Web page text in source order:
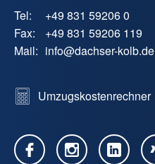
Tel:
+49 831 59206 0
Fax:
+49 831 59206 119
Mail: info@dachser-kolb.de
Umzugskostenrechner